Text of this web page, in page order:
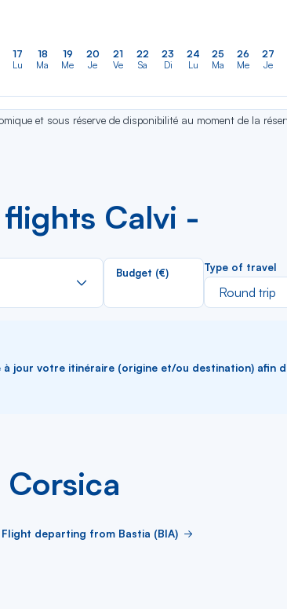
17
Lu
18
Ma
19
Me
20
Je
21
Ve
22
Sa
23
Di
24
Lu
25
Ma
26
Me
27
Je
et sous réserve de disponibilité au moment de la
Calvi -
Rechercher
la
Budget (€) Type of travel
Round trip
à jour votre itinéraire (origine et/ou destination) afin
Flight departing from Bastia (BIA)